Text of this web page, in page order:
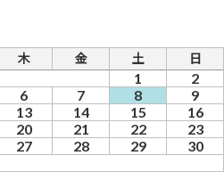
木 金 土 日
1
2
6 7 8
9
13 14 15
16
20 21 22
23
27 28 29
30